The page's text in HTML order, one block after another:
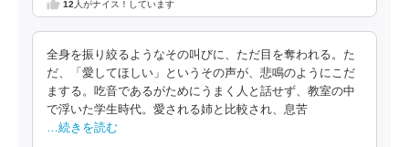
12 人がナイス！しています
全身を振り絞るようなその叫びに、ただ目を奪われる。た
だ、「愛してほしい」というその声が、悲鳴のようにこだ
まする。吃音であるがためにうまく人と話せず、教室の中
で浮いた学生時代。愛される姉と比較され、息苦
…続きを読む